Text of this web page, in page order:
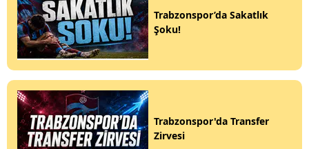
Trabzonspor’da Sakatlık
Şoku!
Trabzonspor'da Transfer
Zirvesi